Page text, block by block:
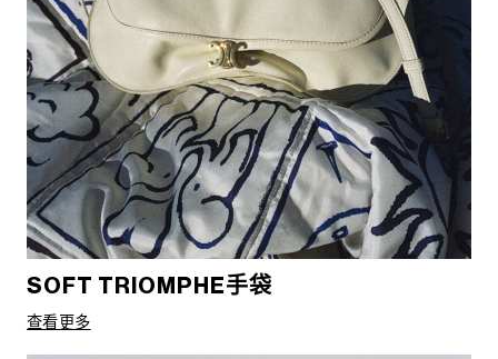
SOFT TRIOMPHE手袋
查看更多